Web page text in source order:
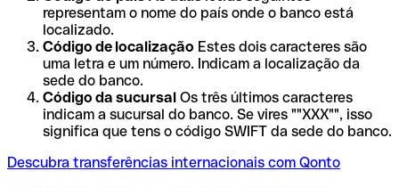
representam o nome do país onde o banco está
localizado.
Código de localização Estes dois caracteres são
uma letra e um número. Indicam a localização da
sede do banco.
Código da sucursal Os três últimos caracteres
indicam a sucursal do banco. Se vires ""XXX"", isso
significa que tens o código SWIFT da sede do banco.
Descubra transferências internacionais com Qonto